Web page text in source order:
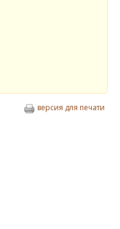
версия для печати